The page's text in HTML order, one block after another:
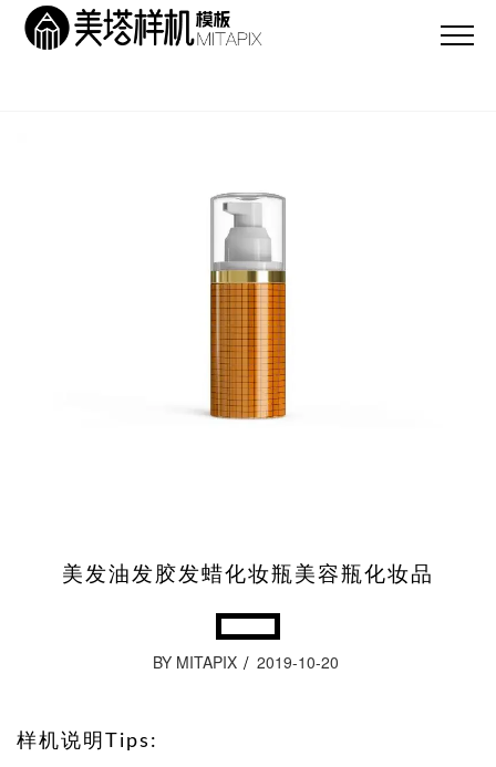
美发油发胶发蜡化妆瓶美容瓶化妆品
BY MITAPIX 2019-10-20
样机说明Tips: